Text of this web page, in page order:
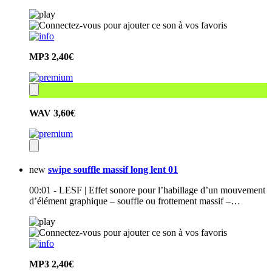
MP3 2,40€
WAV 3,60€
new swipe souffle massif long lent 01
00:01 - LESF | Effet sonore pour l’habillage d’un mouvement
d’élément graphique – souffle ou frottement massif –…
MP3 2,40€